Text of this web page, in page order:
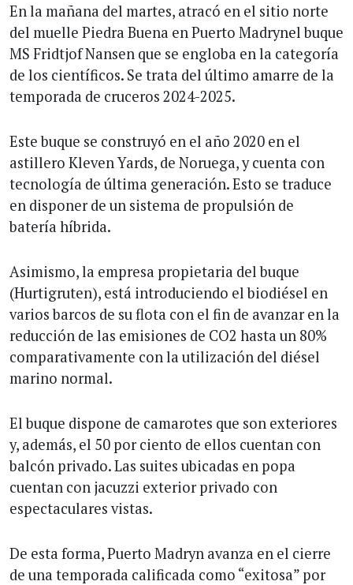
En la mañana del martes, atracó en el sitio norte
del muelle Piedra Buena en Puerto Madrynel buque
MS Fridtjof Nansen que se engloba en la categoría
de los científicos. Se trata del último amarre de la
temporada de cruceros 2024-2025.
Este buque se construyó en el año 2020 en el
astillero Kleven Yards, de Noruega, y cuenta con
tecnología de última generación. Esto se traduce
en disponer de un sistema de propulsión de
batería híbrida.
Asimismo, la empresa propietaria del buque
(Hurtigruten), está introduciendo el biodiésel en
varios barcos de su flota con el fin de avanzar en la
reducción de las emisiones de CO2 hasta un 80%
comparativamente con la utilización del diésel
marino normal.
El buque dispone de camarotes que son exteriores
y, además, el 50 por ciento de ellos cuentan con
balcón privado. Las suites ubicadas en popa
cuentan con jacuzzi exterior privado con
espectaculares vistas.
De esta forma, Puerto Madryn avanza en el cierre
de una temporada calificada como “exitosa” por